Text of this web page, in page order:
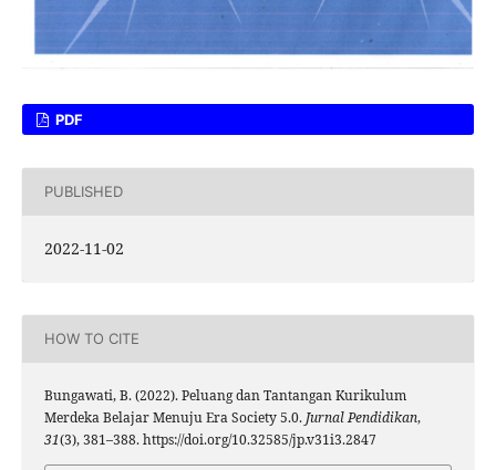
PDF
PUBLISHED
2022-11-02
HOW TO CITE
Bungawati, B. (2022). Peluang dan Tantangan Kurikulum
Merdeka Belajar Menuju Era Society 5.0. Jurnal Pendidikan,
31(3), 381–388. https://doi.org/10.32585/jp.v31i3.2847